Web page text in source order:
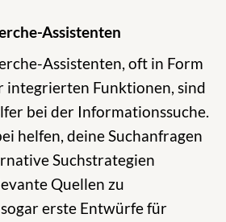
Assistenten
Assistenten, oft in Form
integrierten Funktionen, sind
bei der Informationssuche.
helfen, deine Suchanfragen
Suchstrategien
Quellen zu
erste Entwürfe für